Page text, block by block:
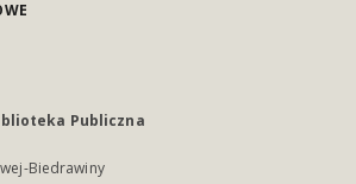
Publiczna
Biedrawiny